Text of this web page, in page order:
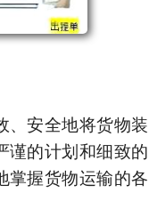
、安全地将货物装
谨的计划和细致的
掌握货物运输的各